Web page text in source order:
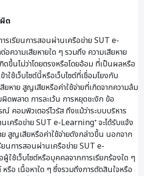
ด
รเรียนการสอนผ่านเครือข่าย SUT e-
ความเสียหายใด ๆ รวมถึง ความเสียหาย
ดขึ้นไม่ว่าโดยตรงหรือโดยอ้อม ที่เป็นผลหรือ
ใช้เว็บไซต์นี้หรือเว็บไซต์ที่เชื่อมโยงกับ
ยหาย สูญเสียหรือค่าใช้จ่ายที่เกิดจากความล้ม
ผิดพลาด การละเว้น การหยุดชะงัก ข้อ
คอมพิวเตอร์ไวรัส ถึงแม้ว่าระบบบริหาร
เครือข่าย SUT e-Learning⁺ จะได้รับแจ้ง
ย สูญเสียหรือค่าใช้จ่ายดังกล่าวขึ้น นอกจาก
ยนการสอนผ่านเครือข่าย SUT e-
ใช้เว็บไซต์หรือบุคคลจากการเรียกร้องใด ๆ
รือ เนื้อหาใด ๆ ซึ่งรวมถึงการตัดสินใจหรือ